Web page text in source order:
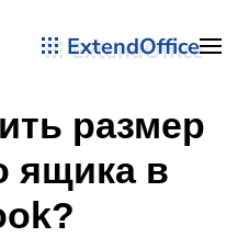
ExtendOffice
размер
ящика в